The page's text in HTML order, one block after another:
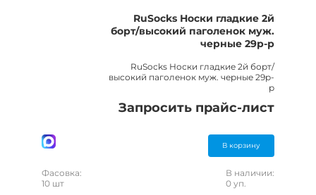
RuSocks Носки гладкие 2й
борт/высокий паголенок муж.
черные 29р-р
RuSocks Носки гладкие 2й борт/
высокий паголенок муж. черные 29р-
р
Запросить прайс-лист
В корзину
Фасовка:
10 шт
В наличии:
0 уп.